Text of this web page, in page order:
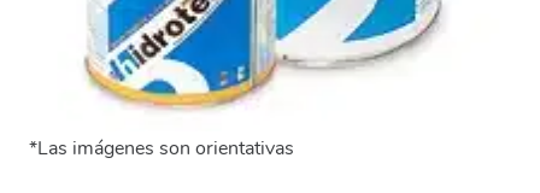
*Las imágenes son orientativas